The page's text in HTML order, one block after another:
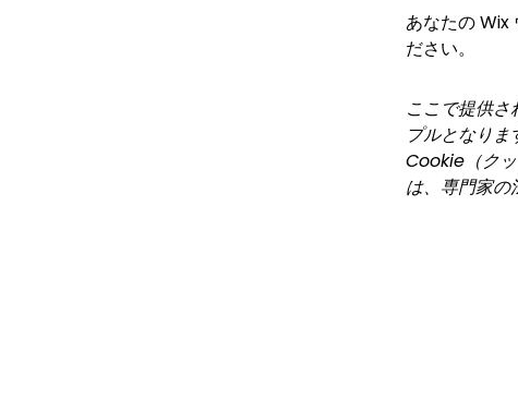
あなたの Wix
ださい。
ここで提供
プルとなりま
Cookie（ク
は、専門家の